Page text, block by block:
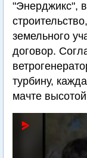
"Энерджикс",
земельного
договор.
турбину,
мачте